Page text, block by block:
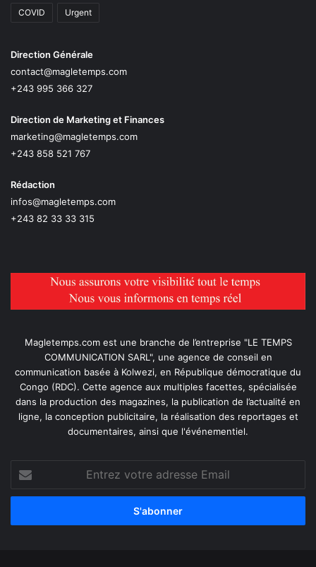
COVID Urgent
Direction Générale
contact@magletemps.com
+243 995 366 327
Direction de Marketing et Finances
marketing@magletemps.com
+243 858 521 767
Rédaction
infos@magletemps.com
+243 82 33 33 315
Magletemps.com est une branche de l’entreprise "LE TEMPS
COMMUNICATION SARL", une agence de conseil en
communication basée à Kolwezi, en République démocratique du
Congo (RDC). Cette agence aux multiples facettes, spécialisée
dans la production des magazines, la publication de l’actualité en
ligne, la conception publicitaire, la réalisation des reportages et
documentaires, ainsi que l'événementiel.
votre
adresse